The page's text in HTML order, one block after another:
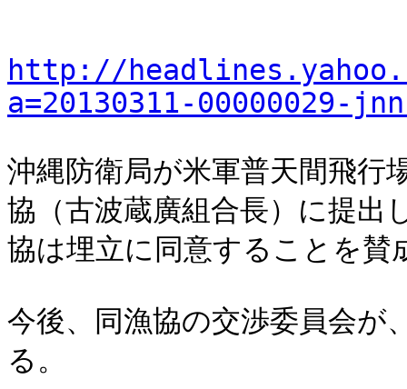
http://
a=20130311-00000029-
沖縄防衛局が米軍普天間飛行
協（古波蔵廣組合長）に提出
協は埋立に同意することを賛
今後、同漁協の交渉委員会が
る。